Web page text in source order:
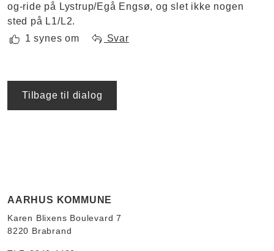
og-ride på Lystrup/Egå Engsø, og slet ikke nogen
sted på L1/L2.
1 synes om
Svar
Tilbage til dialog
AARHUS KOMMUNE
Karen Blixens Boulevard 7
8220 Brabrand